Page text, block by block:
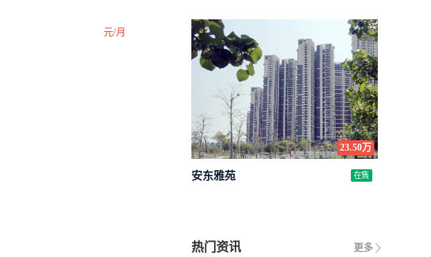
元/月
23.50万
安东雅苑 在售
更多
热门资讯